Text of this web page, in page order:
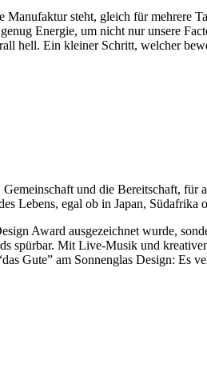
steht, gleich für mehrere
Energie, um nicht nur unsere
hell. Ein kleiner Schritt, welcher
und die Bereitschaft, für
Lebens, egal ob in Japan, Südafrika
Award ausgezeichnet wurde,
spürbar. Mit Live-Musik und
Gute” am Sonnenglas Design: Es